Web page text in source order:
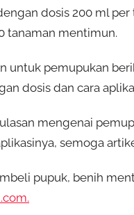
dosis 200 ml
tanaman mentimun.
untuk pemupukan
dosis dan cara
mengenai
semoga
pupuk, benih